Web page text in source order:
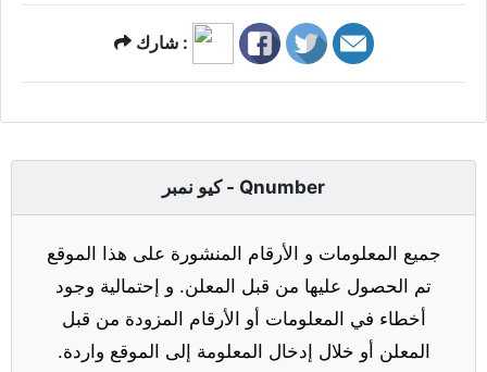
شارك :
كيو نمبر - Qnumber
جميع المعلومات و الأرقام المنشورة على هذا الموقع
تم الحصول عليها من قبل المعلن. و إحتمالية وجود
أخطاء في المعلومات أو الأرقام المزودة من قبل
المعلن أو خلال إدخال المعلومة إلى الموقع واردة.